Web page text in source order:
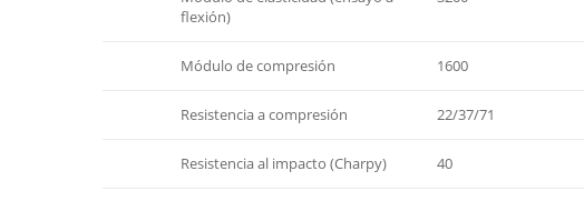
flexión)
Módulo de compresión 1600
Resistencia a compresión 22/37/71
Resistencia al impacto (Charpy) 40